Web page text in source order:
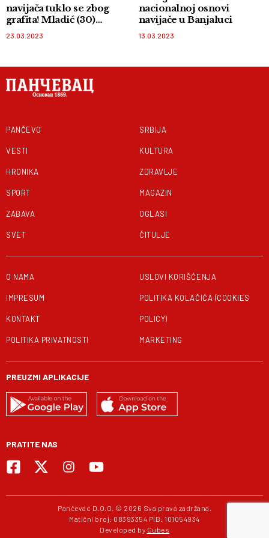
navijača tuklo se zbog
grafita! Mladić (30)
životno ugrožen, a
23.03.2023
nacionalnoj osnovi
navijače u Banjaluci
13.03.2023
PANČEVO
VESTI
HRONIKA
SPORT
ZABAVA
SVET
SRBIJA
KULTURA
ZDRAVLJE
MAGAZIN
OGLASI
ČITULJE
O NAMA
IMPRESUM
KONTAKT
POLITIKA PRIVATNOSTI
USLOVI KORIŠĆENJA
POLITIKA KOLAČIĆA (COOKIES
POLICY)
MARKETING
PREUZMI APLIKACIJE
PRATITE NAS
Pančevac D.O.O. © 2026 Sva prava zadržana.
Matični broj: 08393354 PIB: 101054934
Developed by Cubes